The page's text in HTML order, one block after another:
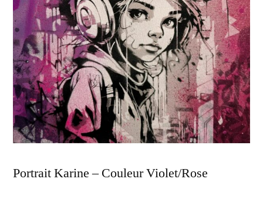
Portrait Karine – Couleur Violet/Rose